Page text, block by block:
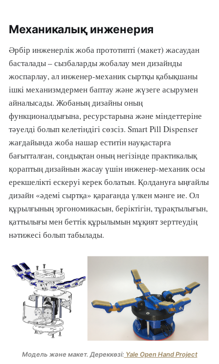
Механикалық инженерия
Әрбір инженерлік жоба прототипті (макет) жасаудан
басталады – сызбаларды жобалау мен дизайнды
жоспарлау, ал инженер-механик сыртқы қабықшаны
ішкі механизмдермен баптау және жүзеге асырумен
айналысады. Жобаның дизайны оның
функционалдығына, ресурстарына және міндеттеріне
тәуелді болып келетіндігі сөзсіз. Smart Pill Dispenser
жағдайында жоба нашар еститін науқастарға
бағытталған, сондықтан оның негізінде практикалық
қораптың дизайнын жасау үшін инженер-механик осы
ерекшелікті ескеруі керек болатын. Қолдануға ыңғайлы
дизайн «әдемі сыртқа» қарағанда үлкен мәнге ие. Ол
құрылғының эргономикасын, беріктігін, тұрақтылығын,
қаттылығы мен беттік құрылымын мұқият зерттеудің
нәтижесі болып табылады.
Модель және макет. Дереккөзі: Yale Open Hand Project